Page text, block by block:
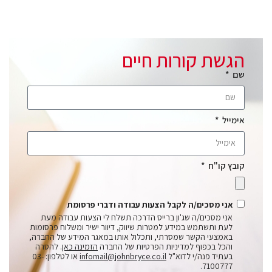
הגשת קורות חיים
שם
אימייל
קובץ קו"ח
אני מסכים/ה לקבל הצעות עבודה ודברי פרסומת
אני מסכים/ה שג'ון ברייס הדרכה תשלח לי הצעות עבודה מעת
לעת ותשתמש במידע למטרות שיווק, דיוור ישיר ומשלוח פרסומות
באמצעי הקשר שמסרתי, ותכלול אותו במאגר המידע של החברה,
והכל בכפוף למדיניות הפרטיות של החברה הזמינה כאן. להסרה
בעתיד פנה/י לדוא"ל infomail@johnbryce.co.il
או לטלפון: 03-
7100777.